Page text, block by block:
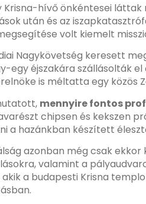
hívő önkéntesei láttak
után és az
volt kiemelt
Nagykövetség keresett
egy éjszakára szállásolták
is méltatta egy közös
mennyire fontos
chipsen és kekszen
a hazánkban készített
azonban még csak
valamint a
akik a budapesti Krisna